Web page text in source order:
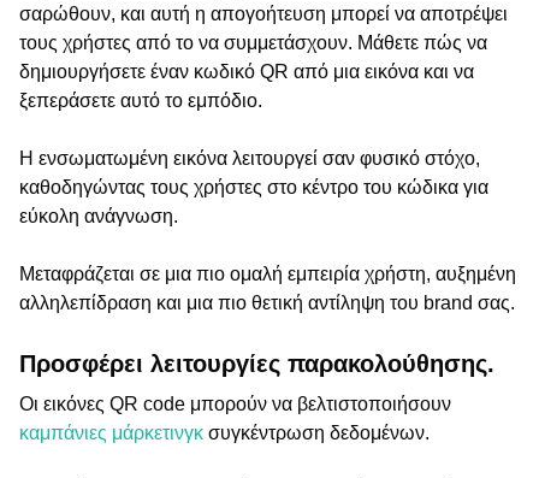
σαρώθουν, και αυτή η απογοήτευση μπορεί να αποτρέψει
τους χρήστες από το να συμμετάσχουν. Μάθετε πώς να
δημιουργήσετε έναν κωδικό QR από μια εικόνα και να
ξεπεράσετε αυτό το εμπόδιο.
Η ενσωματωμένη εικόνα λειτουργεί σαν φυσικό στόχο,
καθοδηγώντας τους χρήστες στο κέντρο του κώδικα για
εύκολη ανάγνωση.
Μεταφράζεται σε μια πιο ομαλή εμπειρία χρήστη, αυξημένη
αλληλεπίδραση και μια πιο θετική αντίληψη του brand σας.
Προσφέρει λειτουργίες παρακολούθησης.
Οι εικόνες QR code μπορούν να βελτιστοποιήσουν
καμπάνιες μάρκετινγκ συγκέντρωση δεδομένων.